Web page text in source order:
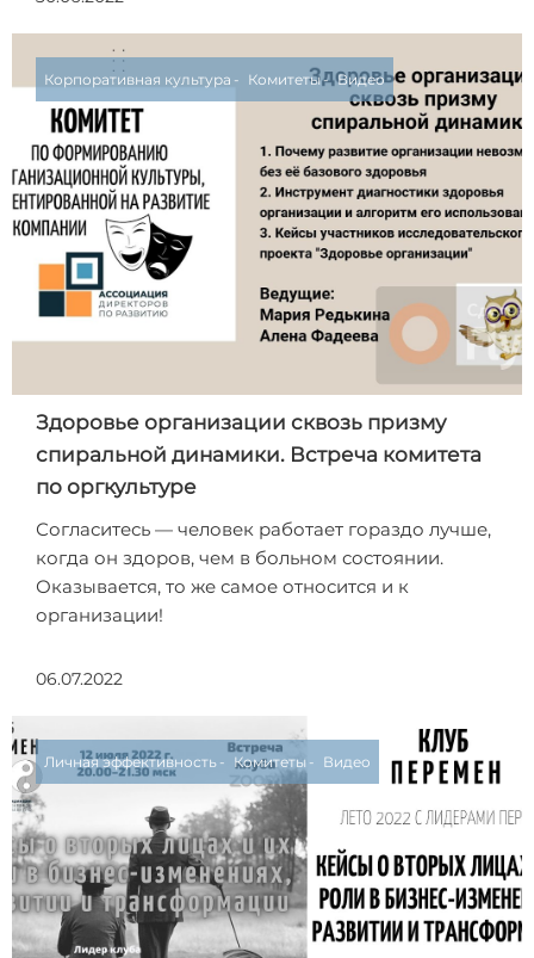
Корпоративная культура Комитеты Видео
Здоровье организации сквозь призму
спиральной динамики. Встреча комитета
по оргкультуре
Согласитесь — человек работает гораздо лучше,
когда он здоров, чем в больном состоянии.
Оказывается, то же самое относится и к
организации!
06.07.2022
Личная эффективность Комитеты Видео